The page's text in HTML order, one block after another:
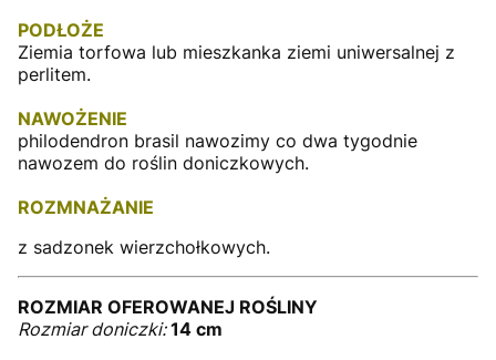
PODŁOŻE
Ziemia torfowa lub mieszkanka ziemi uniwersalnej z
perlitem.
NAWOŻENIE
philodendron brasil nawozimy co dwa tygodnie
nawozem do roślin doniczkowych.
ROZMNAŻANIE
z sadzonek wierzchołkowych.
ROZMIAR OFEROWANEJ ROŚLINY
Rozmiar doniczki:14 cm